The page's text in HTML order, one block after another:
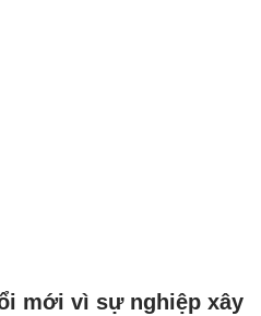
mới vì sự nghiệp xây